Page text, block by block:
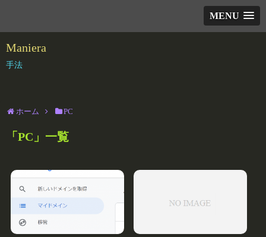
MENU
Maniera
手法
ホーム PC
「 PC 」 一覧